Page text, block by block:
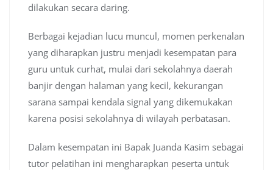
dilakukan secara daring.
Berbagai kejadian lucu muncul, momen perkenalan
yang diharapkan justru menjadi kesempatan para
guru untuk curhat, mulai dari sekolahnya daerah
banjir dengan halaman yang kecil, kekurangan
sarana sampai kendala signal yang dikemukakan
karena posisi sekolahnya di wilayah perbatasan.
Dalam kesempatan ini Bapak Juanda Kasim sebagai
tutor pelatihan ini mengharapkan peserta untuk